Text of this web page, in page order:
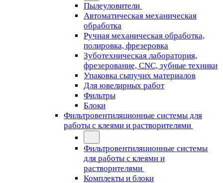
Пылеуловители
Автоматическая механическая
обработка
Ручная механическая обработка,
полировка, фрезеровка
Зуботехническая лаборатория,
фрезерование, CNC, зубные техники
Упаковка сыпучих материалов
Для ювелирных работ
Фильтры
Блоки
Фильтровентиляционные системы для
работы с клеями и растворителями
Фильтровентиляционные системы
для работы с клеями и
растворителями
Комплекты и блоки